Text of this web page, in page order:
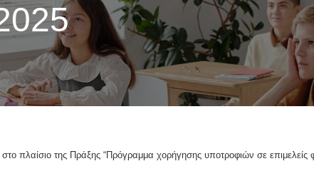
πλαίσιο της Πράξης “Πρόγραμμα χορήγησης υποτροφιών σε επιμελείς